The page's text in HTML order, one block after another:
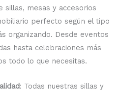
sillas, mesas y accesorios
perfecto según el tipo
organizando. Desde eventos
hasta celebraciones más
todo lo que necesitas.
: Todas nuestras sillas y